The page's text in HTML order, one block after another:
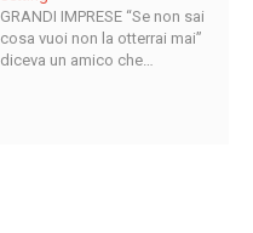
GRANDI IMPRESE “Se non sai
cosa vuoi non la otterrai mai”
diceva un amico che…